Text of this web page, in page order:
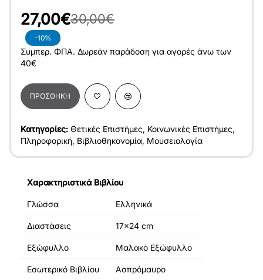
-10%
27,00€30,00€
Συμπερ. ΦΠΑ. Δωρεάν παράδοση για αγορές άνω των
40€
ΠΡΟΣΘΉΚΗ
Κατηγορίες: Θετικές Επιστήμες, Κοινωνικές Επιστήμες,
Πληροφορική, Βιβλιοθηκονομία, Μουσειολογία
Χαρακτηριστικά Βιβλίου
Γλώσσα Ελληνικά
Διαστάσεις 17x24 cm
Εξώφυλλο Μαλακό Εξώφυλλο
Εσωτερικό Βιβλίου Ασπρόμαυρο